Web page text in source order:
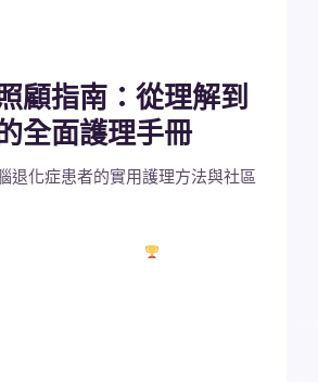
顧指南：從理解到
全面護理手冊
退化症患者的實用護理方法與社區